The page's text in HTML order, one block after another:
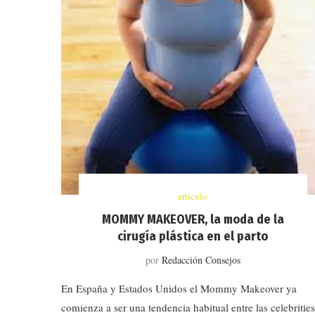
artículo
MOMMY MAKEOVER, la moda de la
cirugía plástica en el parto
por Redacción Consejos
En España y Estados Unidos el Mommy Makeover ya
comienza a ser una tendencia habitual entre las